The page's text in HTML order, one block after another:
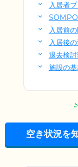
入居者
SOMPO
入居前
入居後
退去検
施設の
空き状況を